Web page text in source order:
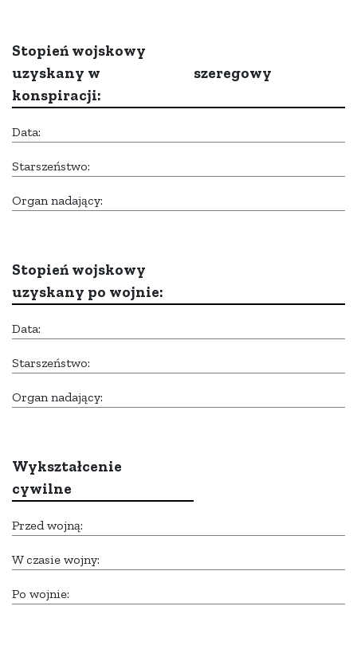
Stopień wojskowy
uzyskany w
konspiracji:
szeregowy
Data:
Starszeństwo:
Organ nadający:
Stopień wojskowy
uzyskany po wojnie:
Data:
Starszeństwo:
Organ nadający:
Wykształcenie
cywilne
Przed wojną:
W czasie wojny:
Po wojnie: